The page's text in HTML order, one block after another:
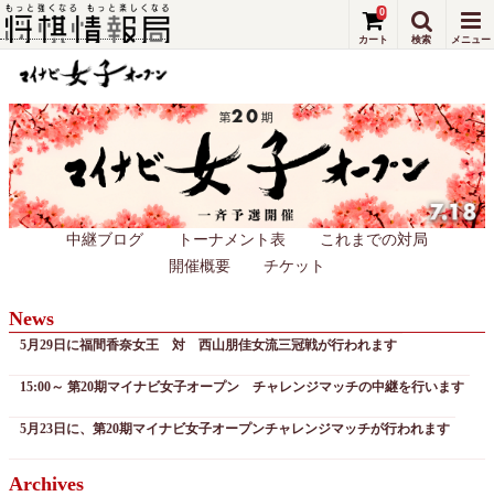
中継ブログ トーナメント表
これまでの対局
開催概要
チケット
News
5月29日に福間香奈女王 対 西山朋佳女流三冠戦が行われます
15:00～ 第20期マイナビ女子オープン チャレンジマッチの中継を行います
5月23日に、第20期マイナビ女子オープンチャレンジマッチが行われます
Archives
0